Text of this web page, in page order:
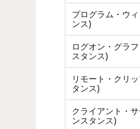
プログラム・ウ
ンス)
ログオン・グラ
スタンス)
リモート・クリ
タンス)
クライアント・
ンスタンス)